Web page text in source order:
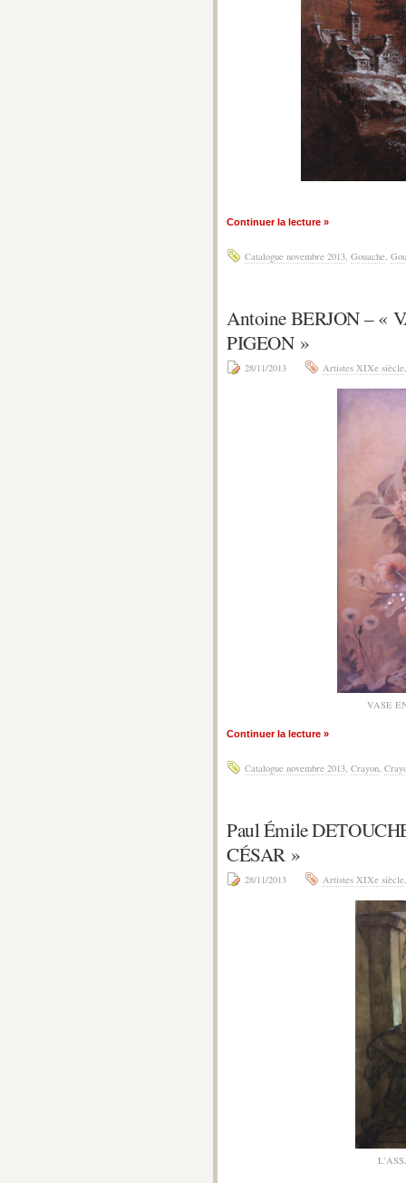
Continuer la lecture »
Catalogue novembre 2013, Gouache,
Antoine BERJON – «
PIGEON »
28/11/2013 Artistes XIXe siècle
VASE
Continuer la lecture »
Catalogue novembre 2013, Crayon,
Paul Émile
CÉSAR »
28/11/2013 Artistes XIXe siècle